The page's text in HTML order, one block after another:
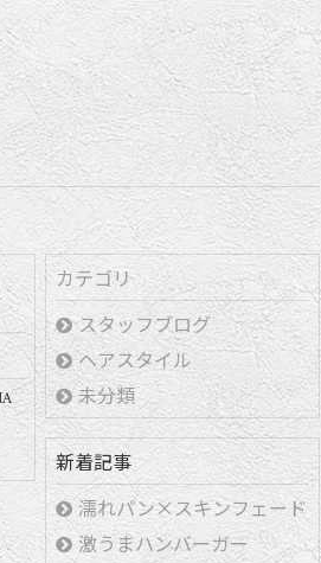
カテゴリ
スタッフブログ
ヘアスタイル
未分類
新着記事
濡れパン×スキンフェード
激うまハンバーガー